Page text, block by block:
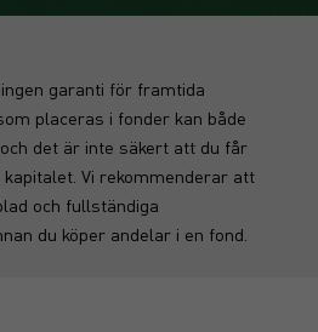
garanti för framtida
placeras i fonder kan både
det är inte säkert att du får
Vi rekommenderar att
och fullständiga
du köper andelar i en fond.